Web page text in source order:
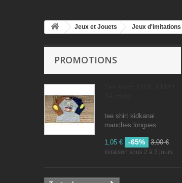
Jeux et Jouets Jeux d'imitations
PROMOTIONS
tee shirt kidkanai
manches longues...
1,05 € -65% 3,00 €
livraison sous 2 à 3 jours